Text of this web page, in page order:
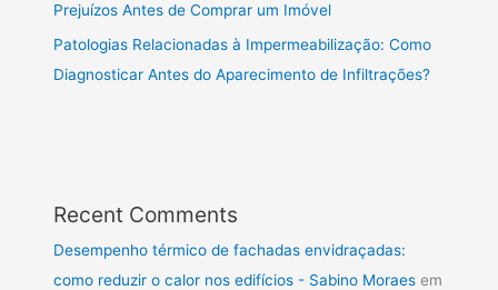
Prejuízos Antes de Comprar um Imóvel
Patologias Relacionadas à Impermeabilização: Como
Diagnosticar Antes do Aparecimento de Infiltrações?
Recent Comments
Desempenho térmico de fachadas envidraçadas:
como reduzir o calor nos edifícios - Sabino Moraes em